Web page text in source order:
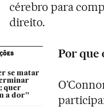
cérebro para
direito.
se matar
quer
a dor”
Por que